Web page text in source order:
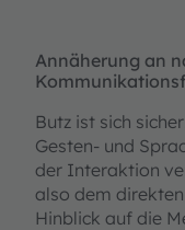
Annäherung an
Butz ist sich
Gesten- und
der Interaktion
also dem
Hinblick auf die